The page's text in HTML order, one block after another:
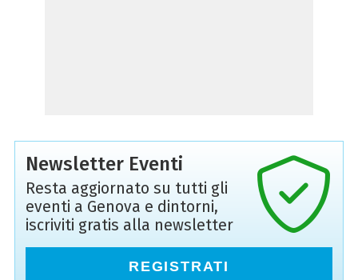
Newsletter Eventi
Resta aggiornato su tutti gli
eventi a Genova e dintorni,
iscriviti gratis alla newsletter
REGISTRATI